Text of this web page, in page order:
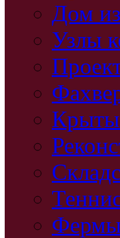
Дом
Узлы
Фермы